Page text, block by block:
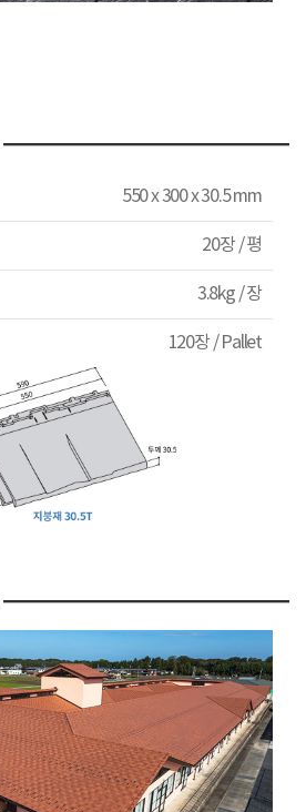
550 x 300 x 30.5 mm
20장 / 평
3.8kg / 장
120장 / Pallet